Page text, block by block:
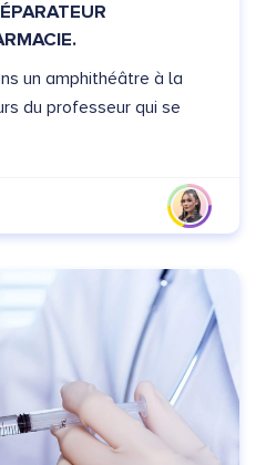
un amphithéâtre à la
du professeur qui se